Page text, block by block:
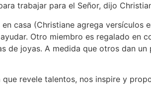
trabajar para el Señor, dijo
casa (Christiane agrega
Otro miembro es regalado en
de joyas. A medida que otros dan
revele talentos, nos inspire y